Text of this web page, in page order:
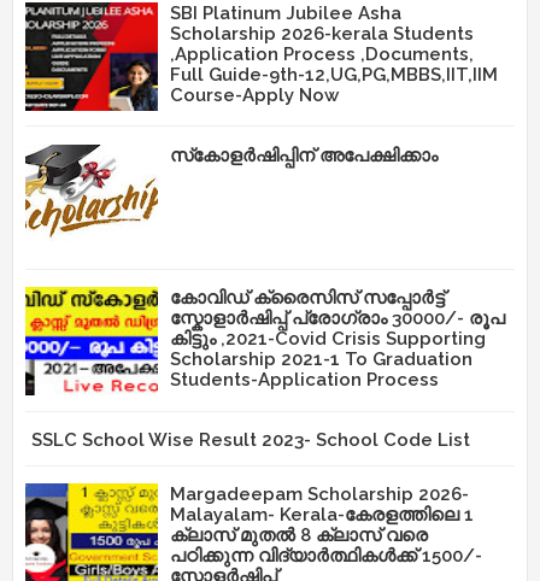
SBI Platinum Jubilee Asha
Scholarship 2026-kerala Students
,Application Process ,Documents,
Full Guide-9th-12,UG,PG,MBBS,IIT,IIM
Course-Apply Now
സ്‌കോളർഷിപ്പിന് അപേക്ഷിക്കാം
കോവിഡ് ക്രൈസിസ് സപ്പോർട്ട്
സ്കോളാർഷിപ്പ് പ്രോഗ്രാം 30000/- രൂപ
കിട്ടും ,2021-Covid Crisis Supporting
Scholarship 2021-1 To Graduation
Students-Application Process
SSLC School Wise Result 2023- School Code List
Margadeepam Scholarship 2026-
Malayalam- Kerala-കേരളത്തിലെ 1
ക്ലാസ് മുതൽ 8 ക്ലാസ് വരെ
പഠിക്കുന്ന വിദ്യാർത്ഥികൾക്ക് 1500/-